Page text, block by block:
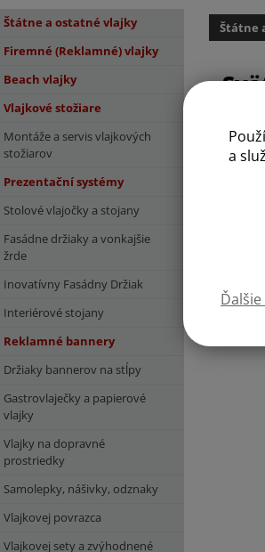
a
Štátne
Štátne a ostatné vlajky
Firemné (Reklamné) vlajky
Beach vlajky
Vlajkové stožiare
Montáže a servis vlajkových
stožiarov
Prezentační systémy
Stolové vlajočky a stojany
Fasádne držiaky a vonkajšie
žrde
Inovatívny Fasádny Držiak
Interiérové stojany
Reklamné bannery
Držiaky bannerov na stĺpy
Gastrovlaječky a papierové
vlajky
Vlajky na dopravné
prostriedky
Samolepky, nášivky, odznaky
Vlajkovej povrazca
Vlajkovej sety a zvýhodnené